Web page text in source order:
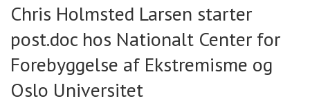
Chris Holmsted Larsen starter
post.doc hos Nationalt Center for
Forebyggelse af Ekstremisme og
Oslo Universitet